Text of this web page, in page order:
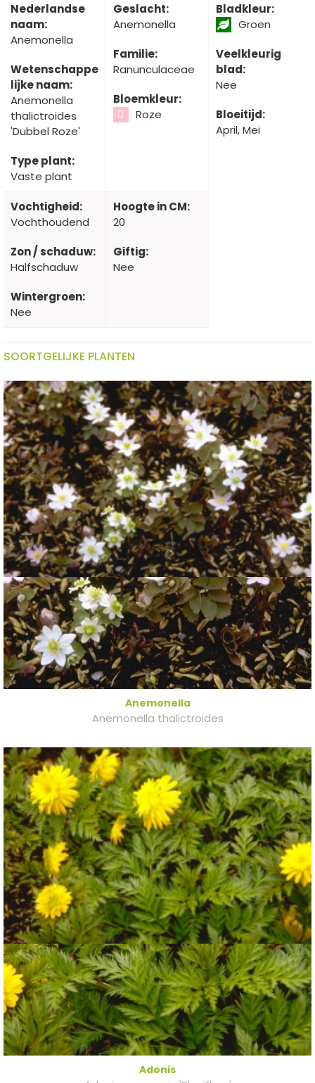
Nederlandse
naam:
Anemonella
Wetenschappe
lijke naam:
Anemonella
thalictroides
'Dubbel Roze'
Type plant:
Vaste plant
Geslacht:
Anemonella
Familie:
Ranunculaceae
Bloemkleur:
Roze
Bladkleur:
Groen
Veelkleurig
blad:
Nee
Bloeitijd:
April, Mei
Vochtigheid:
Vochthoudend
Zon / schaduw:
Halfschaduw
Wintergroen:
Nee
Hoogte in CM:
20
Giftig:
Nee
SOORTGELIJKE PLANTEN
Anemonella
Anemonella thalictroides
Adonis